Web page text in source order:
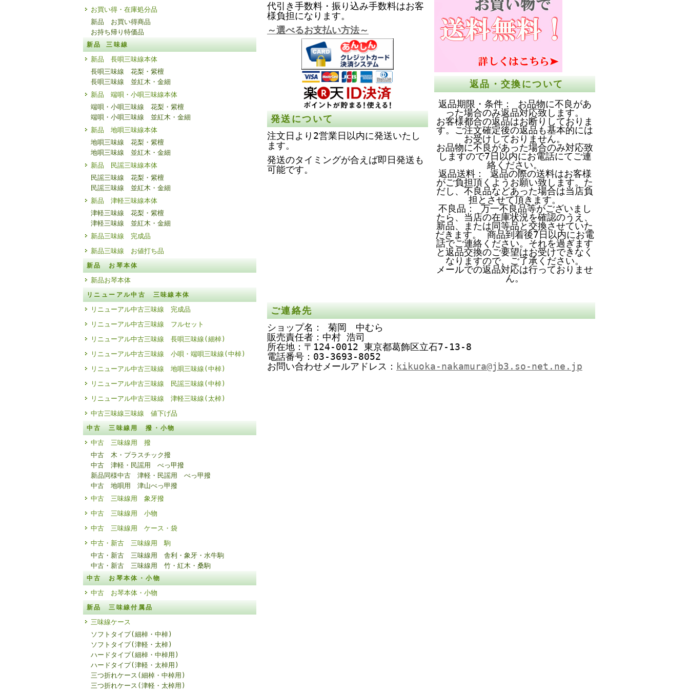
お買い得・在庫処分品
新品 お買い得商品
お持ち帰り特価品
新品 三味線
新品 長唄三味線本体
長唄三味線 花梨・紫檀
長唄三味線 並紅木・金細
新品 端唄・小唄三味線本体
端唄・小唄三味線 花梨・紫檀
端唄・小唄三味線 並紅木・金細
新品 地唄三味線本体
地唄三味線 花梨・紫檀
地唄三味線 並紅木・金細
新品 民謡三味線本体
民謡三味線 花梨・紫檀
民謡三味線 並紅木・金細
新品 津軽三味線本体
津軽三味線 花梨・紫檀
津軽三味線 並紅木・金細
新品三味線 完成品
新品三味線 お値打ち品
新品 お琴本体
新品お琴本体
リニューアル中古 三味線本体
リニューアル中古三味線 完成品
リニューアル中古三味線 フルセット
リニューアル中古三味線 長唄三味線(細棹)
リニューアル中古三味線 小唄・端唄三味線(中棹)
リニューアル中古三味線 地唄三味線(中棹)
リニューアル中古三味線 民謡三味線(中棹)
リニューアル中古三味線 津軽三味線(太棹)
中古三味線三味線 値下げ品
中古 三味線用 撥・小物
中古 三味線用 撥
中古 木・プラスチック撥
中古 津軽・民謡用 べっ甲撥
新品同様中古 津軽・民謡用 べっ甲撥
中古 地唄用 津山べっ甲撥
中古 三味線用 象牙撥
中古 三味線用 小物
中古 三味線用 ケース・袋
中古・新古 三味線用 駒
中古・新古 三味線用 舎利・象牙・水牛駒
中古・新古 三味線用 竹・紅木・桑駒
中古 お琴本体・小物
中古 お琴本体・小物
新品 三味線付属品
三味線ケース
ソフトタイプ(細棹・中棹)
ソフトタイプ(津軽・太棹)
ハードタイプ(細棹・中棹用)
ハードタイプ(津軽・太棹用)
三つ折れケース(細棹・中棹用)
三つ折れケース(津軽・太棹用)
代引き手数料・振り込み手数料はお客
様負担になります。
～選べるお支払い方法～
発送について
注文日より2営業日以内に発送いたし
ます。
発送のタイミングが合えば即日発送も
可能です。
返品・交換について
返品期限・条件： お品物に不良があ
った場合のみ返品対応致します。
お客様都合の返品はお断りしておりま
す。ご注文確定後の返品も基本的には
お受けしておりません。
お品物に不良があった場合のみ対応致
しますので7日以内にお電話にてご連
絡ください。
返品送料： 返品の際の送料はお客様
がご負担頂くようお願い致します。た
だし、不良品などあった場合は当店負
担とさせて頂きます。
不良品： 万一不良品等がございまし
たら、当店の在庫状況を確認のうえ、
新品、または同等品と交換させていた
だきます。 商品到着後7日以内にお電
話でご連絡ください。それを過ぎます
と返品交換のご要望はお受けできなく
なりますので、ご了承ください。
メールでの返品対応は行っておりませ
ん。
ご連絡先
ショップ名： 菊岡 中むら
販売責任者：中村 浩司
所在地：〒124-0012 東京都葛飾区立石7-13-8
電話番号：03-3693-8052
お問い合わせメールアドレス： kikuoka-nakamura@jb3.so-net.ne.jp